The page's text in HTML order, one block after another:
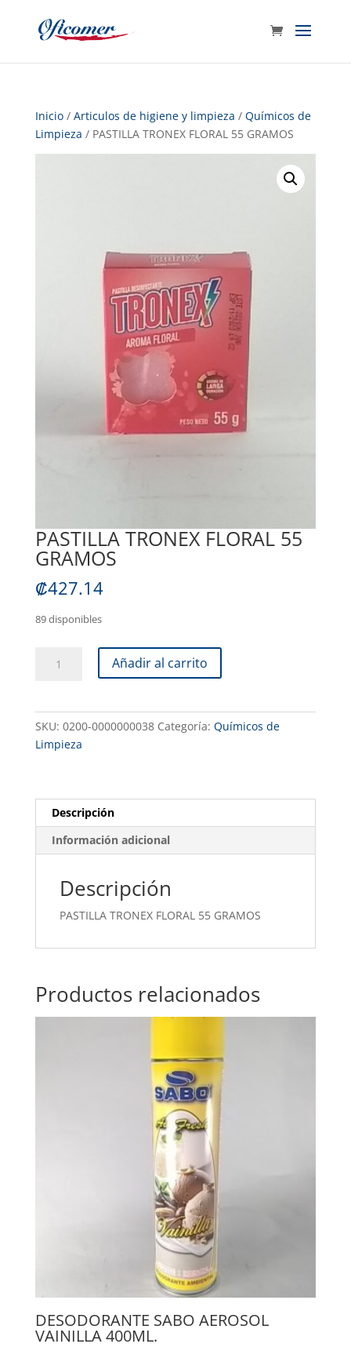
Inicio/ Articulos de higiene y limpieza / Químicos de
Limpieza / PASTILLA TRONEX FLORAL 55 GRAMOS
PASTILLA TRONEX FLORAL 55
GRAMOS
₡427.14
89 disponibles
TRONEX
55
GRAMOS
cantidad
Añadir al carrito
SKU: 0200-0000000038 Categoría: Químicos de
Limpieza
Descripción
Información adicional
Descripción
PASTILLA TRONEX FLORAL 55 GRAMOS
Productos relacionados
DESODORANTE SABO AEROSOL
VAINILLA 400ML.